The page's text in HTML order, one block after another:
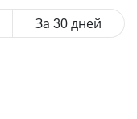
За 30 дней